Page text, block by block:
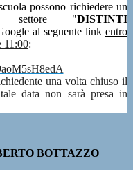
possono richiedere un
"DISTINTI
al seguente link entro
11:00:
una volta chiuso il
data non sarà presa in
BOTTAZZO